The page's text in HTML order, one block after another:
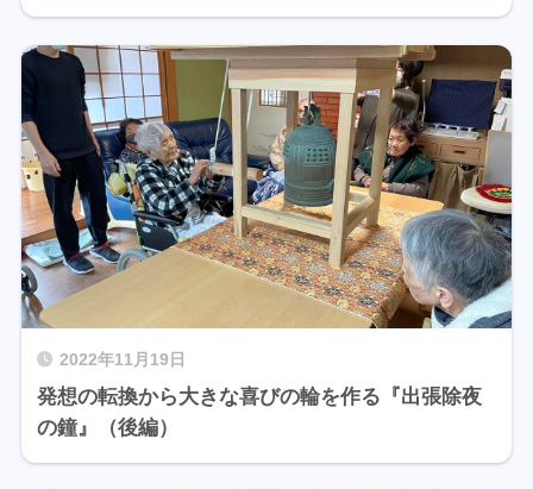
2022年11月19日
発想の転換から大きな喜びの輪を作る『出張除夜
の鐘』（後編）